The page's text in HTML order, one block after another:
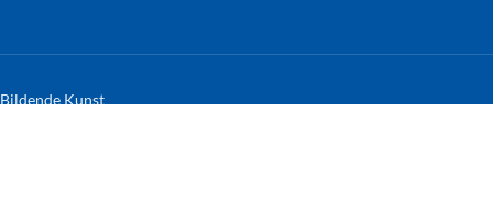
Bildende Kunst